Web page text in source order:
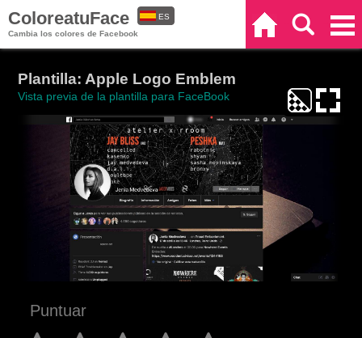
ColoreatuFace
Cambia los colores de Facebook
ES
Plantilla: Apple Logo Emblem
Vista previa de la plantilla para FaceBook
Puntuar